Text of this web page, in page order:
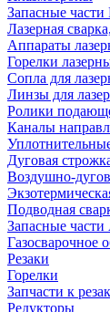
Запасные
Лазерная
Аппараты
Горелки
Сопла для
Линзы для
Ролики
Каналы
Дуговая
Воздушно-
Подводная
Запасные
Газосварочное
Резаки
Горелки
Запчасти к
Редукторы